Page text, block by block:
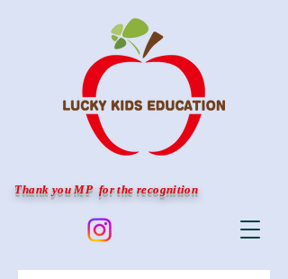
Thank you MP for the recognition